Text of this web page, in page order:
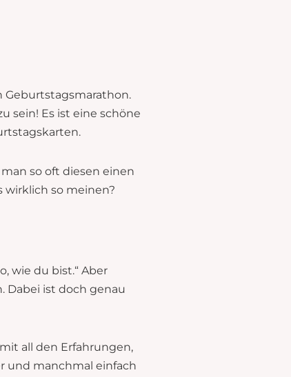
Geburtstagsmarathon.
sein! Es ist eine schöne
so oft diesen einen
wirklich so meinen?
wie du bist.“ Aber
Dabei ist doch genau
all den Erfahrungen,
und manchmal einfach